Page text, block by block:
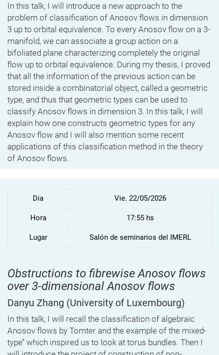
In this talk, I will introduce a new approach to the
problem of classification of Anosov flows in dimension
3 up to orbital equivalence. To every Anosov flow on a 3-
manifold, we can associate a group action on a
bifoliated plane characterizing completely the original
flow up to orbital equivalence. During my thesis, I proved
that all the information of the previous action can be
stored inside a combinatorial object, called a geometric
type, and thus that geometric types can be used to
classify Anosov flows in dimension 3. In this talk, I will
explain how one constructs geometric types for any
Anosov flow and I will also mention some recent
applications of this classification method in the theory
of Anosov flows.
Dia Vie. 22/05/2026
Hora 17:55 hs
Lugar Salón de seminarios del IMERL
Obstructions to fibrewise Anosov flows
over 3-dimensional Anosov flows
Danyu Zhang (University of Luxembourg)
In this talk, I will recall the classification of algebraic
Anosov flows by Tomter and the example of the mixed-
type’’ which inspired us to look at torus bundles. Then I